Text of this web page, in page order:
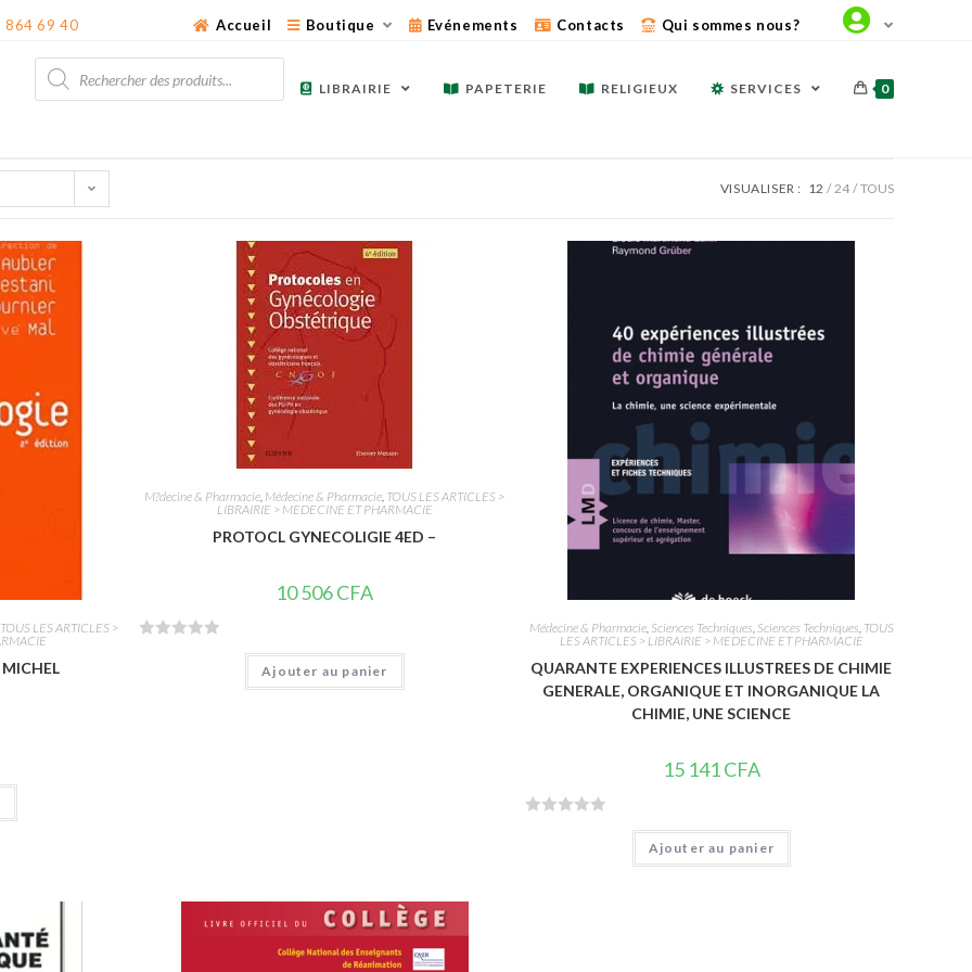
864 69 40 Accueil Boutique Evénements Contacts Qui sommes nous?
Recherche
de
produits
LIBRAIRIE PAPETERIE RELIGIEUX SERVICES 0
VISUALISER : 12 24 TOUS
TOUS LES ARTICLES >
M?decine & Pharmacie, Médecine & Pharmacie, TOUS LES ARTICLES >
LIBRAIRIE > MEDECINE ET PHARMACIE
PROTOCL GYNECOLIGIE 4ED –
10 506CFA
Ajouter au panier
Médecine & Pharmacie, Sciences Techniques, Sciences Techniques, TOUS
LES ARTICLES > LIBRAIRIE > MEDECINE ET PHARMACIE
QUARANTE EXPERIENCES ILLUSTREES DE CHIMIE
GENERALE, ORGANIQUE ET INORGANIQUE LA
CHIMIE, UNE SCIENCE
15 141CFA
Ajouter au panier